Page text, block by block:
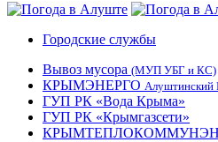
Городские службы
Вывоз мусора (МУП УБГ и КС)
КРЫМЭНЕРГО Алуштинский
ГУП РК «Вода Крыма»
ГУП РК «Крымгазсети»